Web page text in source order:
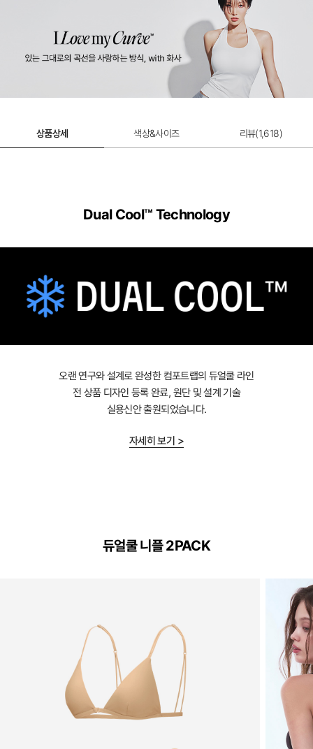
듀얼쿨 T-BACK 듀얼쿨 베이직 팬티
12,900원
상품상세 색상&사이즈 리뷰(1,618)
Dual Cool™ Technology
오랜 연구와 설계로 완성한 컴포트랩의 듀얼쿨 라인
전 상품 디자인 등록 완료, 원단 및 설계 기술
실용신안 출원되었습니다.
자세히 보기 >
듀얼쿨 니플 2PACK